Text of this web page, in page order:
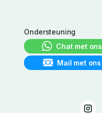
Ondersteuning
Chat met ons
Mail met ons